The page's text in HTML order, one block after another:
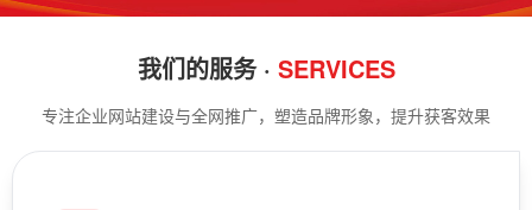
我们的服务 · SERVICES
专注企业网站建设与全网推广，塑造品牌形象，提升获客效果